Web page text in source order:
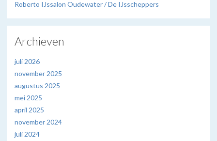
Roberto IJssalon Oudewater / De IJsscheppers
Archieven
juli 2026
november 2025
augustus 2025
mei 2025
april 2025
november 2024
juli 2024